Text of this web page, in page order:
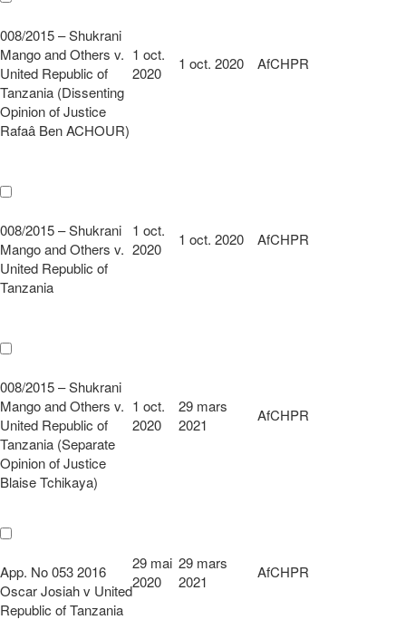
008/2015 – Shukrani
Mango and Others v.
United Republic of
Tanzania (Dissenting
Opinion of Justice
Rafaâ Ben ACHOUR)
1 oct.
2020
1 oct. 2020 AfCHPR
008/2015 – Shukrani
Mango and Others v.
United Republic of
Tanzania
1 oct.
2020
1 oct. 2020 AfCHPR
008/2015 – Shukrani
Mango and Others v.
United Republic of
Tanzania (Separate
Opinion of Justice
Blaise Tchikaya)
1 oct.
2020
29 mars
2021
AfCHPR
App. No 053 2016
Oscar Josiah v United
Republic of Tanzania
29 mai
2020
29 mars
2021
AfCHPR